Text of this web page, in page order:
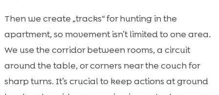
Then we create „tracks“ for hunting in the
apartment, so movement isn’t limited to one area.
We use the corridor between rooms, a circuit
around the table, or corners near the couch for
sharp turns. It’s crucial to keep actions at ground